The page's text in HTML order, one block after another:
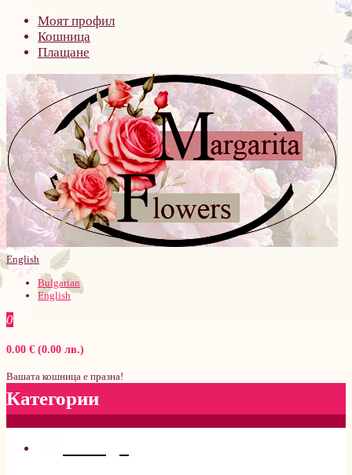
Моят профил
Кошница
Плащане
English
Bulgarian
English
0
0.00 € (0.00 лв.)
Вашата кошница е празна!
Категории